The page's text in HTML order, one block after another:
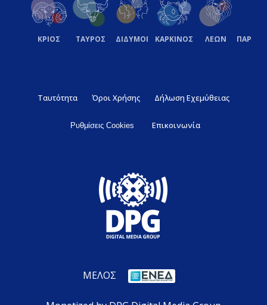
ΚΡΙΟΣ ΤΑΥΡΟΣ ΔΙΔΥΜΟΙ ΚΑΡΚΙΝΟΣ ΛΕΩΝ
Ταυτότητα Όροι Χρήσης Δήλωση Εχεμύθειας
Ρυθμίσεις Cookies Επικοινωνία
ΜΕΛΟΣ